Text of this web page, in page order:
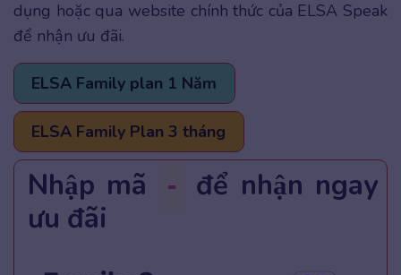
dụng hoặc qua website chính thức của ELSA Speak
để nhận ưu đãi.
ELSA Family plan 1 Năm
ELSA Family Plan 3 tháng
Nhập mã -
để nhận ngay
ưu đãi